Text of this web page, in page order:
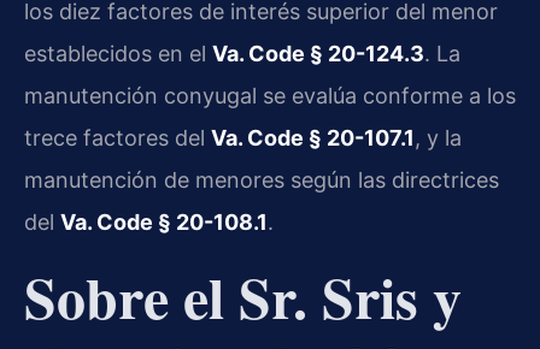
los diez factores de interés superior del menor
establecidos en el Va. Code § 20-124.3. La
manutención conyugal se evalúa conforme a los
trece factores del Va. Code § 20-107.1, y la
manutención de menores según las directrices
del Va. Code § 20-108.1.
Sobre el Sr. Sris y